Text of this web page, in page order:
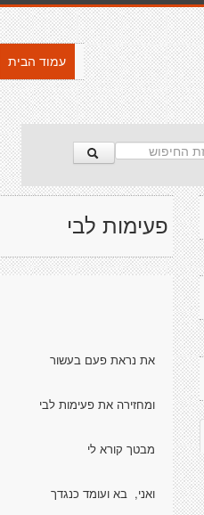
עמוד הבית
פעימות לבי
את נראת פעם בעשור
ומחזירה את פעימות לבי
מבטך קורא לי
ואני, בא ועומד כנגדך